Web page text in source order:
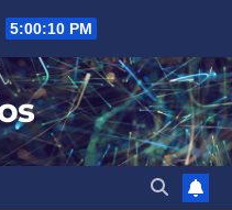
5:00:11 PM